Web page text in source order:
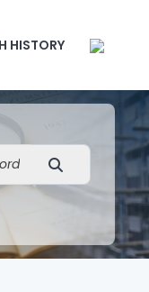
HISTORY